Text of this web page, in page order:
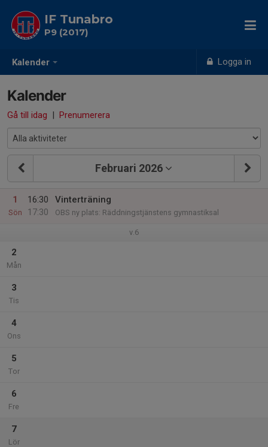
Kalender Logga in
IF Tunabro
P9 (2017)
Kalender
Gå till idag | Prenumerera
Februari 2026
1
Sön
16:30
17:30
Vinterträning
OBS ny plats: Räddningstjänstens gymnastiksal
v.6
2
Mån
3
Tis
4
Ons
5
Tor
6
Fre
7
Lör